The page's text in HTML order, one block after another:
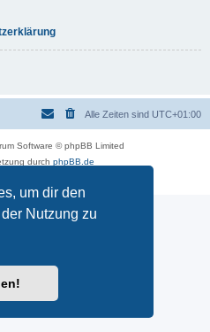
um dir den
Nutzung zu
Alle Zeiten sind UTC+01:00
Software © phpBB Limited
durch phpBB.de